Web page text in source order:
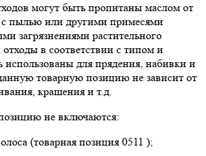
могут быть пропитаны маслом от
пылью или другими примесями
загрязнениями растительного
в соответствии с типом и
использованы для прядения, набивки и
товарную позицию не зависит от
крашения и т.д.
не включаются:
(товарная позиция 0511 );